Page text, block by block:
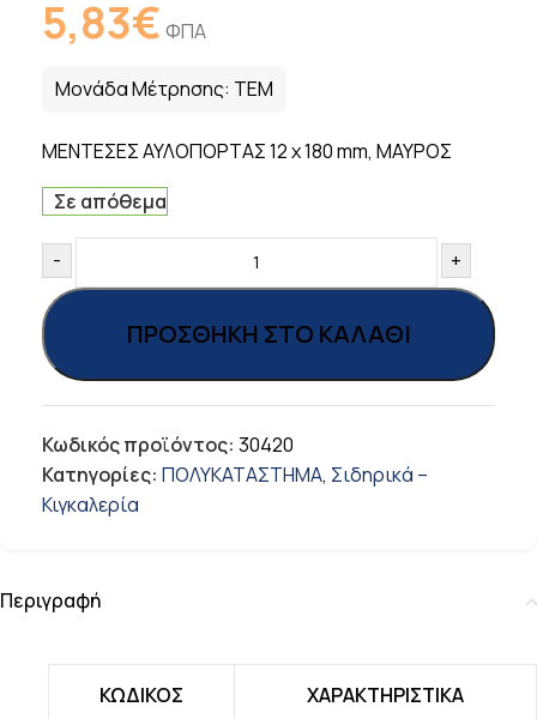
5,83€ ΦΠΑ
Μονάδα Μέτρησης: ΤΕΜ
ΜΕΝΤΕΣΕΣ ΑΥΛΟΠΟΡΤΑΣ 12 x 180 mm, ΜΑΥΡΟΣ
Σε απόθεμα
- +
ΠΡΟΣΘΉΚΗ ΣΤΟ ΚΑΛΆΘΙ
Κωδικός προϊόντος: 30420
Κατηγορίες: ΠΟΛΥΚΑΤΑΣΤΗΜΑ, Σιδηρικά –
Κιγκαλερία
Περιγραφή
ΚΩΔΙΚΟΣ ΧΑΡΑΚΤΗΡΙΣΤΙΚΑ